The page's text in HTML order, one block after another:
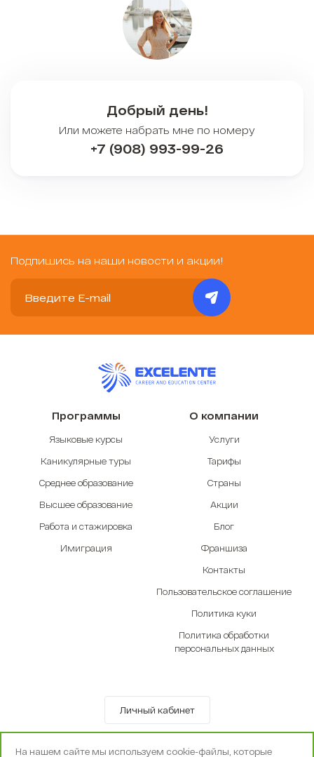
Добрый день!
Или можете набрать мне по номеру
+7 (908) 993-99-26
Подпишись на наши новости и акции!
Программы
Языковые курсы
Каникулярные туры
Среднее образование
Высшее образование
Работа и стажировка
Имиграция
О компании
Услуги
Тарифы
Страны
Акции
Блог
Франшиза
Контакты
Пользовательское соглашение
Политика куки
Политика обработки
персональных данных
Личный кабинет
© OOO «Экселенте» 2010-2026 г.
На нашем сайте мы используем cookie-файлы, которые